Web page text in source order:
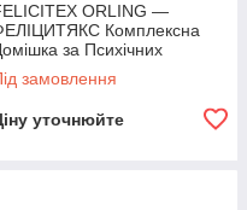
ORLING —
Комплексна
за Психічних
360 капсул
замовлення
уточнюйте